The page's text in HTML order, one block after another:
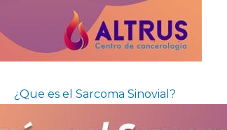
¿Que es el Sarcoma Sinovial?